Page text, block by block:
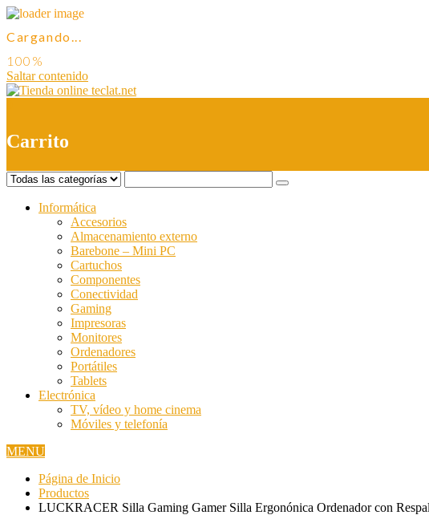
Cargando...
Saltar contenido
Carrito
Informática
Accesorios
Almacenamiento externo
Barebone – Mini PC
Cartuchos
Componentes
Conectividad
Gaming
Impresoras
Monitores
Ordenadores
Portátiles
Tablets
Electrónica
TV, vídeo y home cinema
Móviles y telefonía
MENU
Página de Inicio
Productos
LUCKRACER Silla Gaming Gamer Silla Ergonónica Ordenador con